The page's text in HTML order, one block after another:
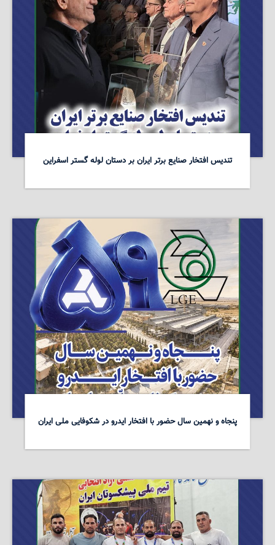
تندیس افتخار صنایع برتر ایران بر دستان لوله گستر اسفراین
پنجاه و نهمین سال حضور با افتخار ایدرو در شکوفایی ملی ایران